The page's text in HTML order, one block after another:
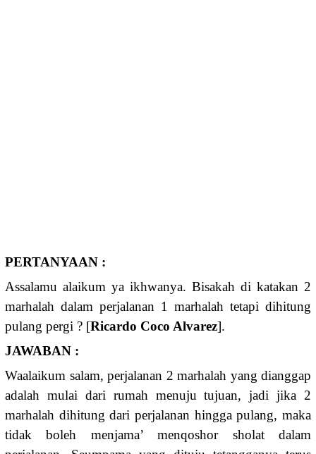
PERTANYAAN :
Assalamu alaikum ya ikhwanya. Bisakah di katakan 2
marhalah dalam perjalanan 1 marhalah tetapi dihitung
pulang pergi ? [Ricardo Coco Alvarez].
JAWABAN :
Waalaikum salam, perjalanan 2 marhalah yang dianggap
adalah mulai dari rumah menuju tujuan, jadi jika 2
marhalah dihitung dari perjalanan hingga pulang, maka
tidak boleh menjama’ menqoshor sholat dalam